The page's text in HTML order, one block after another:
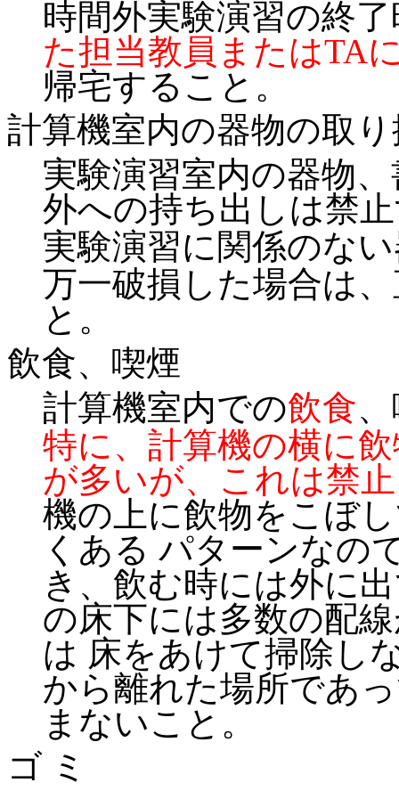
時間外実験演習の終
た担当教員またはTA
帰宅すること。
計算機室内の器物の取
実験演習室内の器物
外への持ち出しは禁
実験演習に関係のな
万一破損した場合は
と。
飲食、喫煙
計算機室内での飲食
特に、計算機の横に
が多いが、これは禁
機の上に飲物をこぼ
くある パターンなの
き、飲む時には外に
の床下には多数の配
は 床をあけて掃除し
から離れた場所であ
まないこと。
ゴ ミ